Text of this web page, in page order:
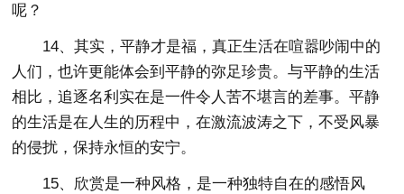
呢？
14、其实，平静才是福，真正生活在喧嚣吵闹中的
人们，也许更能体会到平静的弥足珍贵。与平静的生活
相比，追逐名利实在是一件令人苦不堪言的差事。平静
的生活是在人生的历程中，在激流波涛之下，不受风暴
的侵扰，保持永恒的安宁。
15、欣赏是一种风格，是一种独特自在的感悟风